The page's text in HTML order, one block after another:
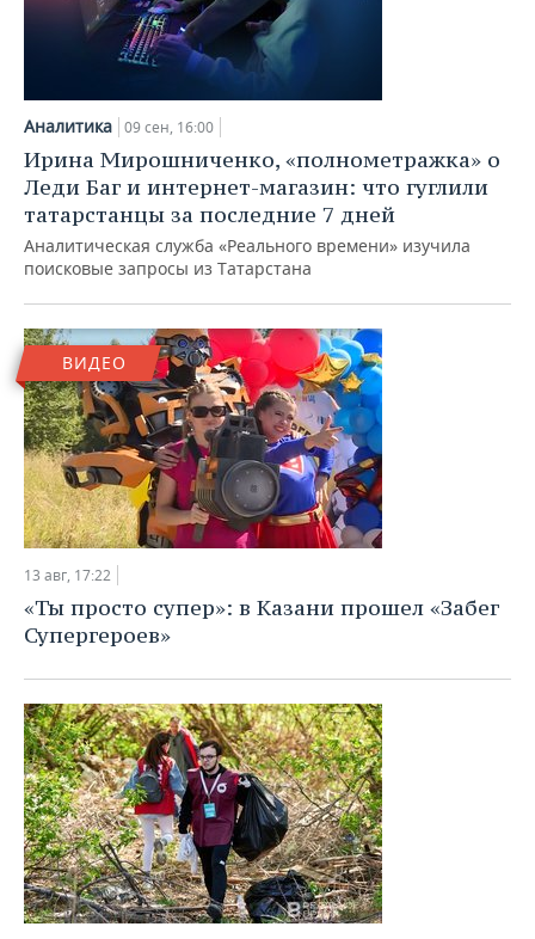
Аналитика 09 сен, 16:00
Ирина Мирошниченко, «полнометражка» о
Леди Баг и интернет-магазин: что гуглили
татарстанцы за последние 7 дней
Аналитическая служба «Реального времени» изучила
поисковые запросы из Татарстана
ВИДЕО
13 авг, 17:22
«Ты просто супер»: в Казани прошел «Забег
Супергероев»